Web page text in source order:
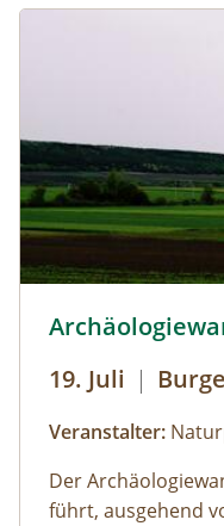
Dauerausstellung
Besichtigungen
Mühlenladens mit
regionalen
sind zu den
von Gruppen
19. Juli |
Veranstalter:
Der
führt, ausgehend